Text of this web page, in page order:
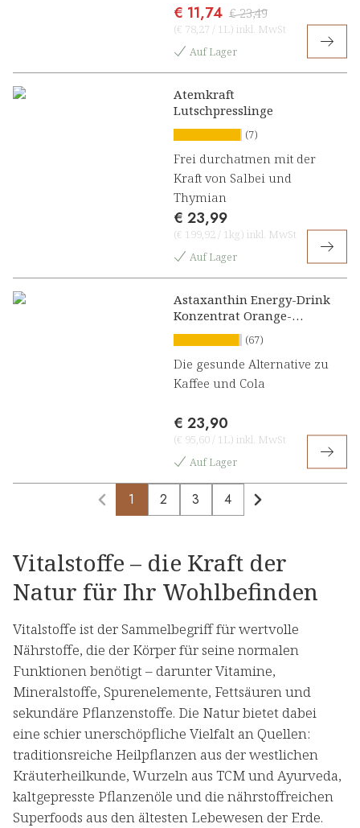
€ 11,74 € 23,49
(€ 78,27 / 1L) inkl. MwSt
Auf Lager
Atemkraft
Lutschpresslinge
(7)
Frei durchatmen mit der
Kraft von Salbei und
Thymian
€ 23,99
(€ 199,92 / 1kg) inkl. MwSt
Auf Lager
Astaxanthin Energy-Drink
Konzentrat Orange-
Grapefruit
(67)
Die gesunde Alternative zu
Kaffee und Cola
€ 23,90
(€ 95,60 / 1L) inkl. MwSt
Auf Lager
1 2 3 4
Vitalstoffe – die Kraft der
Natur für Ihr Wohlbefinden
Vitalstoffe ist der Sammelbegriff für wertvolle
Nährstoffe, die der Körper für seine normalen
Funktionen benötigt – darunter Vitamine,
Mineralstoffe, Spurenelemente, Fettsäuren und
sekundäre Pflanzenstoffe. Die Natur bietet dabei
eine schier unerschöpfliche Vielfalt an Quellen:
traditionsreiche Heilpflanzen aus der westlichen
Kräuterheilkunde, Wurzeln aus TCM und Ayurveda,
kaltgepresste Pflanzenöle und die nährstoffreichen
Superfoods aus den ältesten Lebewesen der Erde.